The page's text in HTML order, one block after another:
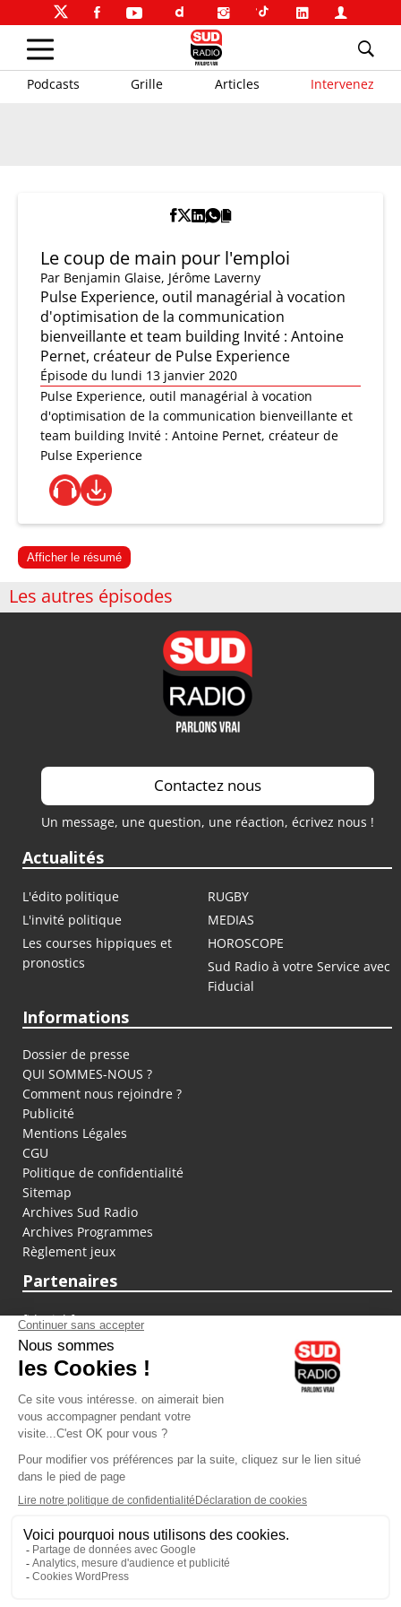
Podcasts Grille Articles Intervenez
Le coup de main pour l'emploi
Par Benjamin Glaise, Jérôme Laverny
Pulse Experience, outil managérial à vocation
d'optimisation de la communication
bienveillante et team building Invité : Antoine
Pernet, créateur de Pulse Experience
Épisode du lundi 13 janvier 2020
Pulse Experience, outil managérial à vocation
d'optimisation de la communication bienveillante et
team building Invité : Antoine Pernet, créateur de
Pulse Experience
Afficher le résumé
Les autres épisodes
Contactez nous
Un message, une question, une réaction, écrivez nous !
Actualités
L'édito politique
RUGBY
L'invité politique
MEDIAS
Les courses hippiques et
pronostics
HOROSCOPE
Sud Radio à votre Service avec
Fiducial
Informations
Dossier de presse
QUI SOMMES-NOUS ?
Comment nous rejoindre ?
Publicité
Mentions Légales
CGU
Politique de confidentialité
Sitemap
Archives Sud Radio
Archives Programmes
Règlement jeux
Partenaires
fiducial.fr
lyoncapitale.fr
olympique-et-lyonnais.com
L'application Iphone / Android
Téléchargez l'application
Les cookies
Gestion des cookies
Crédit photos : ©Sud Radio / Pierre Olivier